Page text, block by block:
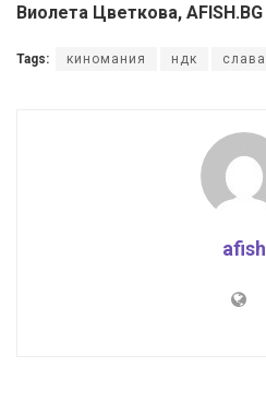
Виолета Цветкова, AFISH.BG
Tags: киномания ндк слава
afish